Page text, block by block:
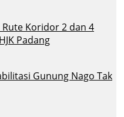
Koridor 2 dan 4
Padang
Gunung Nago Tak